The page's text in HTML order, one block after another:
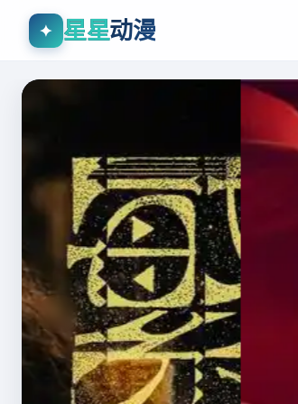
✦ 星星动漫